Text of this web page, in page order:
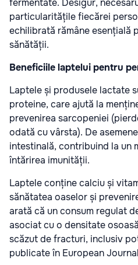
fermentate. Desigur,
particularitățile fiecărei
echilibrată rămâne esențială
sănătății.
Beneficiile laptelui pentru
Laptele și produsele lactate
proteine, care ajută la
prevenirea sarcopeniei
odată cu vârsta). De
intestinală, contribuind la un
întărirea imunității.
Laptele conține calciu și
sănătatea oaselor și
arată că un consum regulat
asociat cu o densitate
scăzut de fracturi, inclusiv
publicate în European